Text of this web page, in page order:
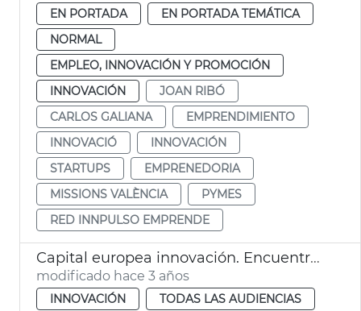
EN PORTADA
EN PORTADA TEMÁTICA
NORMAL
EMPLEO, INNOVACIÓN Y PROMOCIÓN
INNOVACIÓN
JOAN RIBÓ
CARLOS GALIANA
EMPRENDIMIENTO
INNOVACIÓ
INNOVACIÓN
STARTUPS
EMPRENEDORIA
MISSIONS VALÈNCIA
PYMES
RED INNPULSO EMPRENDE
Capital europea innovación. Encuentro alcalde y secretaria general innovación
modificado hace 3 años
INNOVACIÓN TODAS LAS AUDIENCIAS